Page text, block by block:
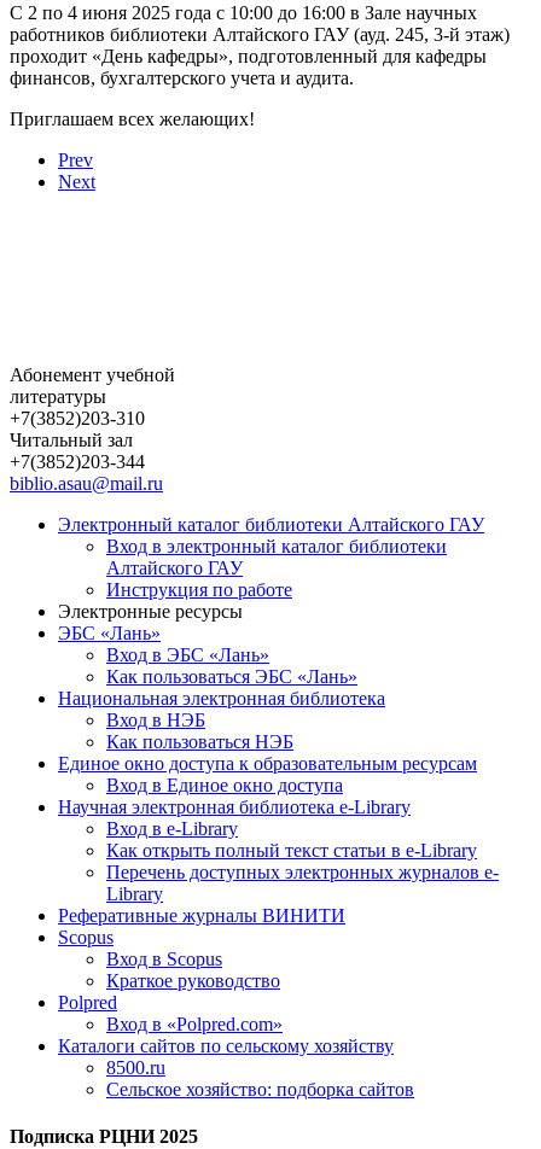
С 2 по 4 июня 2025 года с 10:00 до 16:00 в Зале научных
работников библиотеки Алтайского ГАУ (ауд. 245, 3-й этаж)
проходит «День кафедры», подготовленный для кафедры
финансов, бухгалтерского учета и аудита.
Приглашаем всех желающих!
Prev
Next
Абонемент учебной
литературы
+7(3852)203-310
Читальный зал
+7(3852)203-344
biblio.asau@mail.ru
Электронный каталог библиотеки Алтайского ГАУ
Вход в электронный каталог библиотеки
Алтайского ГАУ
Инструкция по работе
Электронные ресурсы
ЭБС «Лань»
Вход в ЭБС «Лань»
Как пользоваться ЭБС «Лань»
Национальная электронная библиотека
Вход в НЭБ
Как пользоваться НЭБ
Единое окно доступа к образовательным ресурсам
Вход в Единое окно доступа
Научная электронная библиотека e-Library
Вход в e-Library
Как открыть полный текст статьи в e-Library
Перечень доступных электронных журналов e-
Library
Реферативные журналы ВИНИТИ
Scopus
Вход в Scopus
Краткое руководство
Polpred
Вход в «Polpred.com»
Каталоги сайтов по сельскому хозяйству
8500.ru
Сельское хозяйство: подборка сайтов
Подписка РЦНИ 2025